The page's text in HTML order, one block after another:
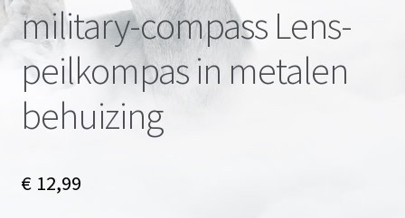
military-compass Lens-
peilkompas in metalen
behuizing
€12,99